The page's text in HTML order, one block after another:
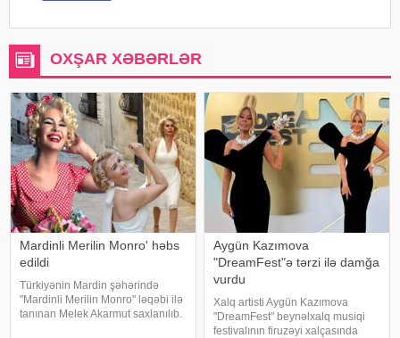
OXŞAR XƏBƏRLƏR
Mardinli Merilin Monro' həbs
edildi
Türkiyənin Mardin şəhərində
"Mardinli Merilin Monro" ləqəbi ilə
tanınan Melek Akarmut saxlanılıb.
Aygün Kazımova
"DreamFest"ə tərzi ilə damğa
vurdu
Xalq artisti Aygün Kazımova
"DreamFest" beynəlxalq musiqi
festivalının firuzəyi xalçasında